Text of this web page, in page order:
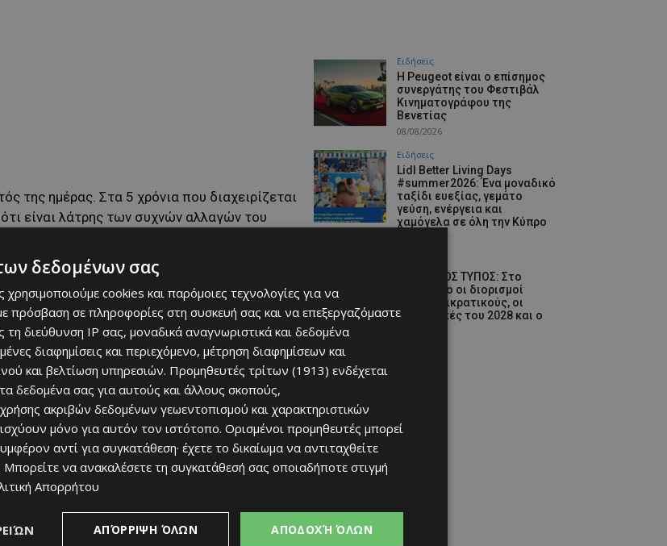
της ημέρας. Στα 5 χρόνια που διαχειρίζεται
είναι λάτρης των συχνών αλλαγών του
Ειδήσεις
Η Peugeot είναι ο επίσημος
συνεργάτης του Φεστιβάλ
Κινηματογράφου της
Βενετίας
08/08/2026
Ειδήσεις
Lidl Better Living Days
#summer2026: Ένα μοναδικό
ταξίδι ευεξίας, γεμάτο
γεύση, ενέργεια και
χαμόγελα σε όλη την Κύπρο
ΚΥΠΡΙΑΚΟΣ ΤΥΠΟΣ: Στο
επίκεντρο οι διορισμοί
στους ημικρατικούς, οι
Προεδρικές του 2028 και ο
δεδομένων σας
χρησιμοποιούμε cookies και παρόμοιες τεχνολογίες για να
πρόσβαση σε πληροφορίες στη συσκευή σας και να επεξεργαζόμαστε
διεύθυνση IP σας, μοναδικά αναγνωριστικά και δεδομένα
διαφημίσεις και περιεχόμενο, μέτρηση διαφημίσεων και
και βελτίωση υπηρεσιών. Προμηθευτές τρίτων (1913) ενδέχεται
δεδομένα σας για αυτούς και άλλους σκοπούς,
ακριβών δεδομένων γεωεντοπισμού και χαρακτηριστικών
μόνο για αυτόν τον ιστότοπο. Ορισμένοι προμηθευτές μπορεί
αντί για συγκατάθεση· έχετε το δικαίωμα να αντιταχθείτε
. Μπορείτε να ανακαλέσετε τη συγκατάθεσή σας οποιαδήποτε στιγμή
Απορρήτου
ΑΠΟΔΟΧΉ ΌΛΩΝ
ΑΠΌΡΡΙΨΗ ΌΛΩΝ